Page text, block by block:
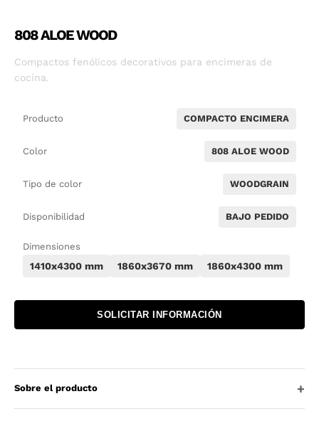
808 ALOE WOOD
Compactos fenólicos decorativos para encimeras de
cocina.
Producto COMPACTO ENCIMERA
Color 808 ALOE WOOD
Tipo de color WOODGRAIN
Disponibilidad BAJO PEDIDO
Dimensiones
1410x4300 mm 1860x3670 mm 1860x4300 mm
SOLICITAR INFORMACIÓN
Sobre el producto